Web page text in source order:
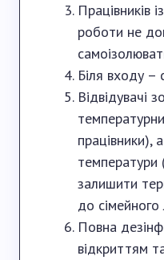
Працівників
роботи не
Біля входу –
Відвідувачі
працівники),
температури
залишити
до сімейного
Повна
відкриттям